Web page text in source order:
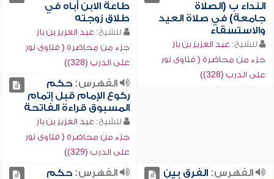
النداء ب (الصلاة
جامعة) في صلاة العيد
والاستسقاء
للشيخ: عبد العزيز بن باز
جزء من محاضرة ( فتاوى نور
على الدرب (328))
طاعة الابن أباه في
طلاق زوجته
للشيخ: عبد العزيز بن باز
جزء من محاضرة ( فتاوى نور
على الدرب (328))
الفهرس:حكم
ركوع الإمام قبل إتمام
المسبوق قراءة الفاتحة
للشيخ: عبد العزيز بن باز
جزء من محاضرة ( فتاوى نور
على الدرب (329))
الفهرس:الفرق بين
الفهرس:حكم